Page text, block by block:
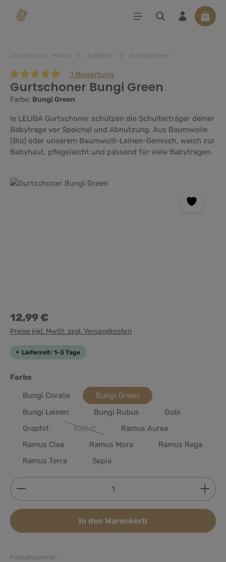
springen
Durchschnittliche Bewertung von 5 von 5 Sternen
1 Bewertung
Gurtschoner Bungi Green
Farbe: Bungi Green
ie LELIBA Gurtschoner schützen die Schulterträger deiner
Babytrage vor Speichel und Abnutzung. Aus Baumwolle
(Bio) oder unserem Baumwolll-Leinen-Gemisch, weich zur
Babyhaut, pflegeleicht und passend für viele Babytragen.
Bildergalerie überspringen
12,99 €
Preise inkl. MwSt. zzgl. Versandkosten
Lieferzeit: 1-3 Tage
Farbe
Bungi Coralie
Bungi Green
Bungi Leinen
Bungi Rubus
Gobi
Graphit
Kalliat
(Diese Option ist zurzeit nicht verfügbar.)
Ramus Aurea
Ramus Clea
Ramus Mora
Ramus Rega
Ramus Terra
Sepia
Produkt Anzahl: Gib den gewünschten Wert ein
In den Warenkorb
Produktnummer: